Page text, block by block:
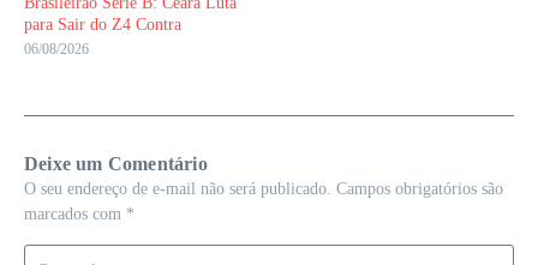
para Sair do Z4 Contra
06/08/2026
Deixe um Comentário
O seu endereço de e-mail não será publicado. Campos obrigatórios são
marcados com *